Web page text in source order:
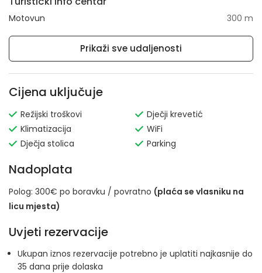
Motovun 300 m
Prikaži sve udaljenosti
Cijena uključuje
Režijski troškovi
Klimatizacija
Dječja stolica
Dječji krevetić
WiFi
Parking
Nadoplata
Polog: 300€ po boravku / povratno (plaća se vlasniku na
licu mjesta)
Uvjeti rezervacije
Ukupan iznos rezervacije potrebno je uplatiti najkasnije do
35 dana prije dolaska